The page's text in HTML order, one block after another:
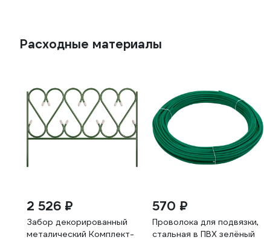
Расходные материалы
2 526 ₽
Забор декорированный
металический Комплект-
570 ₽
Проволока для подвязки,
стальная в ПВХ зелёный